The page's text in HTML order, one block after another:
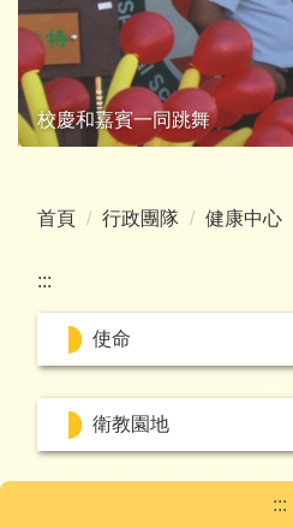
校慶和嘉賓一同跳舞
首頁 行政團隊 健康中心
:::
使命
衛教園地
:::